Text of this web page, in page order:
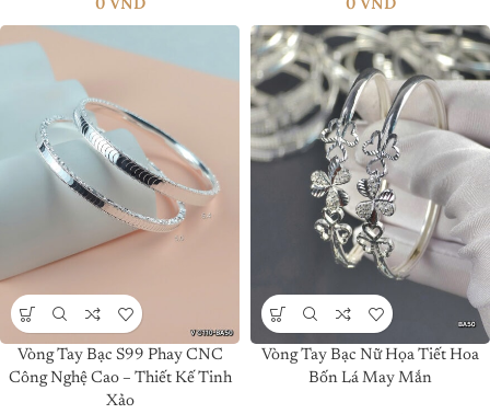
Vòng Tay Bạc S99 Phay CNC
Công Nghệ Cao – Thiết Kế Tinh
Xảo
Vòng Tay Bạc Nữ Họa Tiết Hoa
Bốn Lá May Mắn